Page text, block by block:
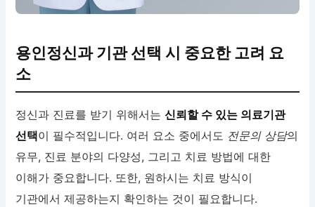
용인정신과 기관 선택 시 중요한 고려 요
소
정신과 진료를 받기 위해서는신뢰할 수 있는 의료기관
선택이 필수적입니다. 여러 요소 중에서도 전문의 상담의
유무, 진료 분야의 다양성, 그리고 치료 방법에 대한
이해가 중요합니다. 또한, 원하시는 치료 방식이
기관에서 제공하는지 확인하는 것이 필요합니다.